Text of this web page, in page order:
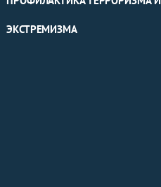
ЭКСТРЕМИЗМА